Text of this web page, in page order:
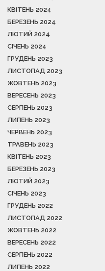
КВІТЕНЬ 2024
БЕРЕЗЕНЬ 2024
ЛЮТИЙ 2024
СІЧЕНЬ 2024
ГРУДЕНЬ 2023
ЛИСТОПАД 2023
ЖОВТЕНЬ 2023
ВЕРЕСЕНЬ 2023
СЕРПЕНЬ 2023
ЛИПЕНЬ 2023
ЧЕРВЕНЬ 2023
ТРАВЕНЬ 2023
КВІТЕНЬ 2023
БЕРЕЗЕНЬ 2023
ЛЮТИЙ 2023
СІЧЕНЬ 2023
ГРУДЕНЬ 2022
ЛИСТОПАД 2022
ЖОВТЕНЬ 2022
ВЕРЕСЕНЬ 2022
СЕРПЕНЬ 2022
ЛИПЕНЬ 2022